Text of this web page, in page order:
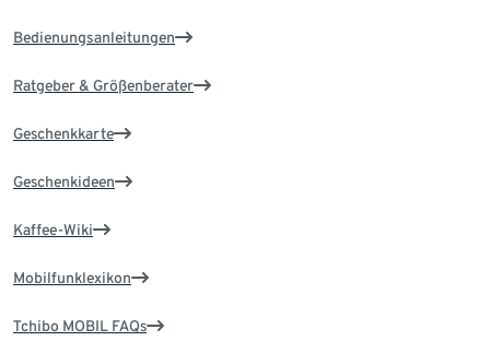
Bedienungsanleitungen
Ratgeber & Größenberater
Geschenkkarte
Geschenkideen
Kaffee-Wiki
Mobilfunklexikon
Tchibo MOBIL FAQs